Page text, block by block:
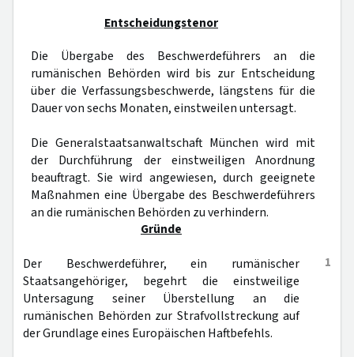
Entscheidungstenor
Die Übergabe des Beschwerdeführers an die
rumänischen Behörden wird bis zur Entscheidung
über die Verfassungsbeschwerde, längstens für die
Dauer von sechs Monaten, einstweilen untersagt.
Die Generalstaatsanwaltschaft München wird mit
der Durchführung der einstweiligen Anordnung
beauftragt. Sie wird angewiesen, durch geeignete
Maßnahmen eine Übergabe des Beschwerdeführers
an die rumänischen Behörden zu verhindern.
Gründe
1
Der Beschwerdeführer, ein rumänischer
Staatsangehöriger, begehrt die einstweilige
Untersagung seiner Überstellung an die
rumänischen Behörden zur Strafvollstreckung auf
der Grundlage eines Europäischen Haftbefehls.